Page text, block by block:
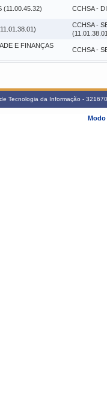
(11.00.45.32) CCHSA -
CCHSA -
E FINANÇAS
CCHSA -
Tecnologia da Informação -
Modo